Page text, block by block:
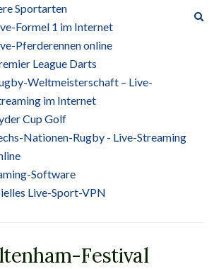
Sportarten
Formel 1 im Internet
Pferderennen online
League Darts
Weltmeisterschaft – Live-
im Internet
Cup Golf
Nationen-Rugby - Live-Streaming
Software
Live-Sport-VPN
Festival